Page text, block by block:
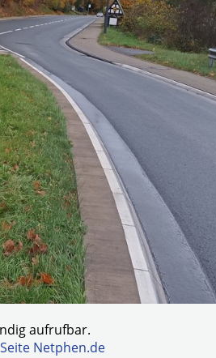
aufrufbar.
Netphen.de